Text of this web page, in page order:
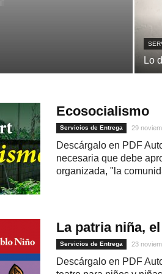
Lo
Ecosocialismo
Servicios de Entrega 29
Descárgalo en PDF
necesaria que debe
organizada, "la
La patria niña,
Servicios de Entrega 23
Descárgalo en PDF